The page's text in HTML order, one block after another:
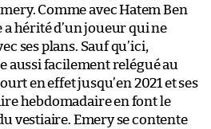
Comme avec Hatem Ben
a hérité d’un joueur qui ne
ses plans. Sauf qu’ici,
aussi facilement relégué au
en effet jusqu’en 2021 et ses
hebdomadaire en font le
vestiaire. Emery se contente